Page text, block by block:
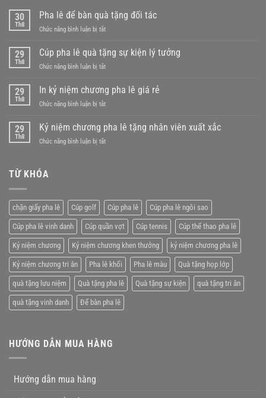
30
Th8
Pha lê để bàn quà tặng đối tác
Chức năng bình luận bị tắtở
lê
bàn
tặng
29
Th8
Cúp pha lê quà tặng sự kiện lý tưởng
Chức năng bình luận bị tắtở
pha
lê
quà
sự
29
Th8
In kỷ niệm chương pha lê giá rẻ
Chức năng bình luận bị tắtở
kỷ
chương
29
Th8
Kỷ niệm chương pha lê tặng nhân viên xuất xắc
Chức năng bình luận bị tắtở
tặng
nhân
viên
xuất
xắc
TỪ KHÓA
chặn giấy pha lê Cúp golf Cúp pha lê Cúp pha lê ngôi sao
Cúp pha lê vinh danh Cúp quần vợt Cúp tennis Cúp thể thao pha lê
Kỷ niệm chương Kỷ niệm chương khen thưởng kỷ niệm chương pha lê
Kỷ niệm chương tri ân Pha lê khối Pha lê màu Quà tặng họp lớp
quà tặng lưu niệm Quà tặng pha lê Quà tặng sự kiện quà tặng tri ân
quà tặng vinh danh Để bàn pha lê
HƯỚNG DẪN MUA HÀNG
Hướng dẫn mua hàng